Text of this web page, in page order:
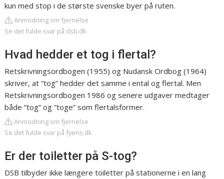
kun med stop i de største svenske byer på ruten.
Anmodning om fjernelse
Se det fulde svar på dsb.dk
Hvad hedder et tog i flertal?
Retskrivningsordbogen (1955) og Nudansk Ordbog (1964)
skriver, at ”tog” hedder det samme i ental og flertal. Men
Retskrivningsordbogen 1986 og senere udgaver medtager
både ”tog” og ”toge” som flertalsformer.
Anmodning om fjernelse
Se det fulde svar på fyens.dk
Er der toiletter på S-tog?
DSB tilbyder ikke længere toiletter på stationerne i en lang